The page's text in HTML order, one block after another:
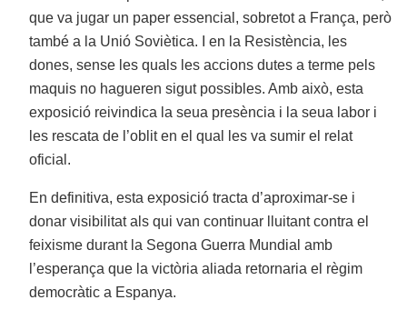
que va jugar un paper essencial, sobretot a França, però
també a la Unió Soviètica. I en la Resistència, les
dones, sense les quals les accions dutes a terme pels
maquis no hagueren sigut possibles. Amb això, esta
exposició reivindica la seua presència i la seua labor i
les rescata de l’oblit en el qual les va sumir el relat
oficial.
En definitiva, esta exposició tracta d’aproximar-se i
donar visibilitat als qui van continuar lluitant contra el
feixisme durant la Segona Guerra Mundial amb
l’esperança que la victòria aliada retornaria el règim
democràtic a Espanya.